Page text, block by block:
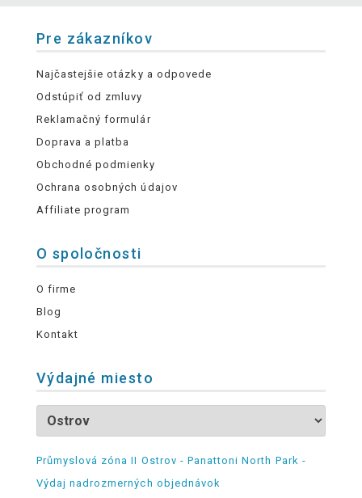
Pre zákazníkov
Najčastejšie otázky a odpovede
Odstúpiť od zmluvy
Reklamačný formulár
Doprava a platba
Obchodné podmienky
Ochrana osobných údajov
Affiliate program
O spoločnosti
O firme
Blog
Kontakt
Výdajné miesto
Průmyslová zóna II Ostrov - Panattoni North Park -
Výdaj nadrozmerných objednávok